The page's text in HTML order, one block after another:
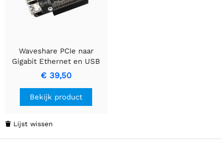
Waveshare PCIe naar
Gigabit Ethernet en USB
3.2 Gen1 HAT voor
Raspberry Pi 5, 3x USB 3.2
Gen1, 1x Gigabit Ethernet,
geen drivers nodig, plug
PCIe HAT
€ 39,50
Bekijk product
 Lijst wissen